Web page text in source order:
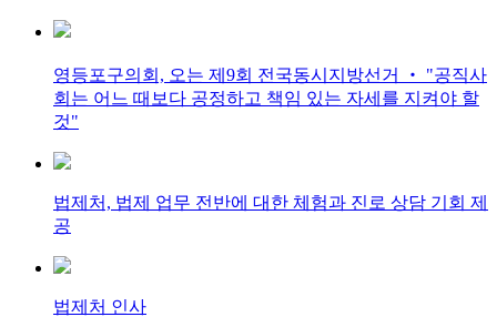
영등포구의회, 오는 제9회 전국동시지방선거 ‧ "공직사
회는 어느 때보다 공정하고 책임 있는 자세를 지켜야 할
것"
법제처, 법제 업무 전반에 대한 체험과 진로 상담 기회 제
공
법제처 인사